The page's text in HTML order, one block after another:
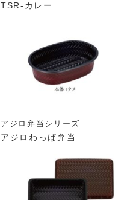
TSR-カレー
アジロ弁当シリーズ
アジロわっぱ弁当